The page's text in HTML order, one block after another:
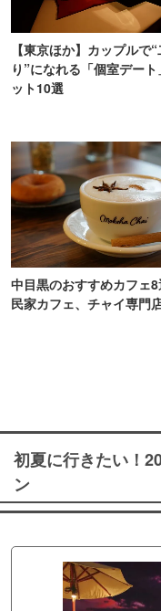
【東京ほか】カップルで
り”になれる「個室デー
ット10選
中目黒のおすすめカフェ
民家カフェ、チャイ専門
初夏に行きたい！
ン